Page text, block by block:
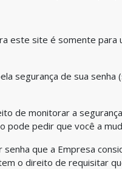
este site é somente para
segurança de sua senha
de monitorar a
pode pedir que você a
senha que a Empresa
o direito de requisitar